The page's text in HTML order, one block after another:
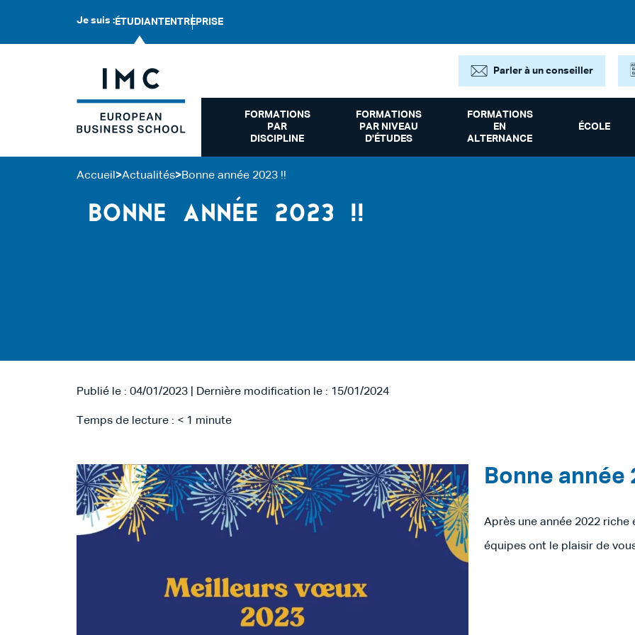
Je suis : ÉTUDIANT ENTREPRISE
Parler à un conseiller
FORMATIONS
PAR
DISCIPLINE
FORMATIONS
PAR NIVEAU
D'ÉTUDES
FORMATIONS
EN
ALTERNANCE
ÉCOLE
Accueil >Actualités>Bonne année 2023 !!
BONNE ANNÉE 2023 !!
Publié le : 04/01/2023 | Dernière modification le : 15/01/2024
Temps de lecture : < 1 minute
Bonne année
Après une année 2022
équipes ont le plaisir de